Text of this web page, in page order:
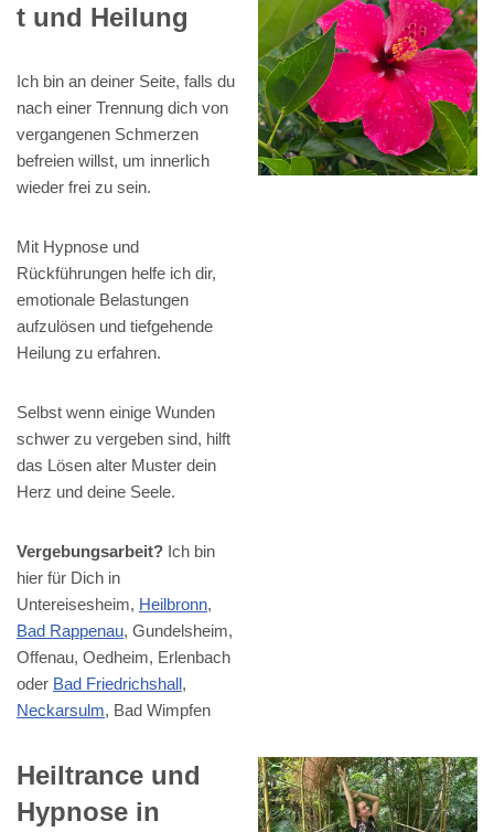
t und Heilung
Ich bin an deiner Seite, falls du
nach einer Trennung dich von
vergangenen Schmerzen
befreien willst, um innerlich
wieder frei zu sein.
Mit Hypnose und
Rückführungen helfe ich dir,
emotionale Belastungen
aufzulösen und tiefgehende
Heilung zu erfahren.
Selbst wenn einige Wunden
schwer zu vergeben sind, hilft
das Lösen alter Muster dein
Herz und deine Seele.
Vergebungsarbeit? Ich bin
hier für Dich in
Untereisesheim, Heilbronn,
Bad Rappenau, Gundelsheim,
Offenau, Oedheim, Erlenbach
oder Bad Friedrichshall,
Neckarsulm, Bad Wimpfen
Heiltrance und
Hypnose in